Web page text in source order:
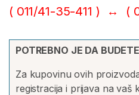
( 011/41-35-411 ) ↔ (
POTREBNO JE DA
Za kupovinu ovih
registracija i prijava na vaš